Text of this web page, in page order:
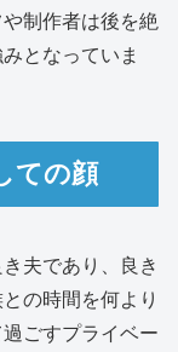
制作者は後を絶
となっていま
ての顔
夫であり、良き
の時間を何より
ごすプライベー